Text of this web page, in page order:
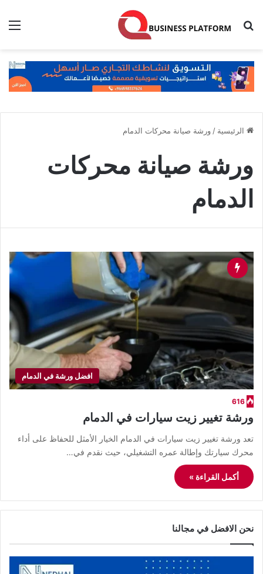
بحث عن
الرئيسية / ورشة صيانة محركات الدمام
ورشة صيانة محركات
الدمام
افضل ورشة في الدمام
616
ورشة تغيير زيت سيارات في الدمام
تعد ورشة تغيير زيت سيارات في الدمام الخيار الأمثل للحفاظ على أداء
محرك سيارتك وإطالة عمره التشغيلي، حيث نقدم في…
أكمل القراءة »
نحن الافضل في مجالنا